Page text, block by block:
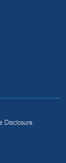
Disclosure